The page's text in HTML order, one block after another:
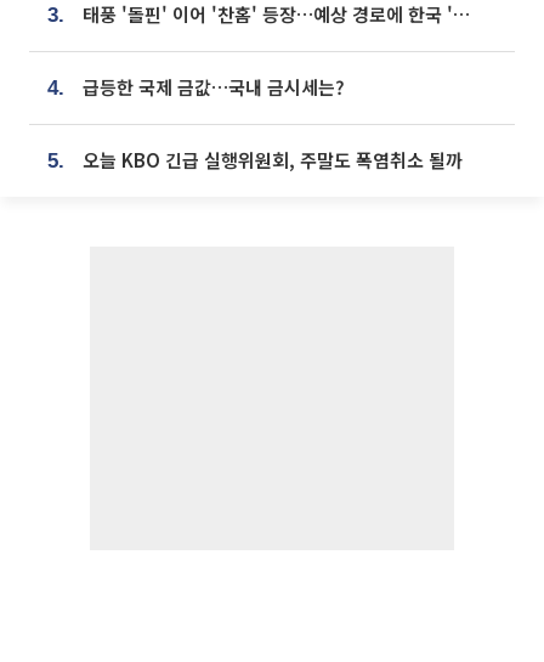
3. 태풍 '돌핀' 이어 '찬홈' 등장…예상 경로에 한국 '한숨'
4. 급등한 국제 금값…국내 금시세는?
5. 오늘 KBO 긴급 실행위원회, 주말도 폭염취소 될까